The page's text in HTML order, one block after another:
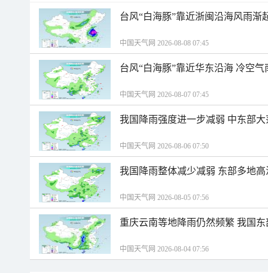
台风“白海豚”靠近浙闽沿海风雨渐
中国天气网 2026-08-08 07:45
台风“白海豚”靠近华东沿海 冷空
中国天气网 2026-08-07 07:45
我国降雨强度进一步减弱 中东部
中国天气网 2026-08-06 07:50
我国降雨整体减少减弱 东部多地
中国天气网 2026-08-05 07:56
重庆云南等地降雨仍然频繁 我国
中国天气网 2026-08-04 07:56